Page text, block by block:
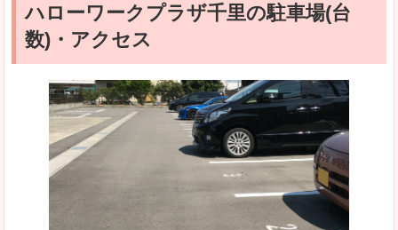
ハローワークプラザ千里の駐車場(台
数)・アクセス